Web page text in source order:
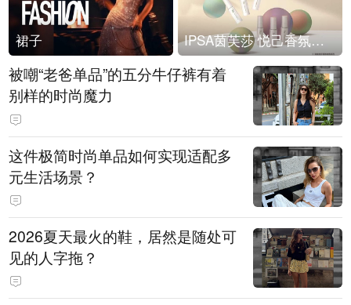
裙子 IPSA茵芙莎 悦己香氛凝露上市
被嘲“老爸单品”的五分牛仔裤有着
别样的时尚魔力
这件极简时尚单品如何实现适配多
元生活场景？
2026夏天最火的鞋，居然是随处可
见的人字拖？